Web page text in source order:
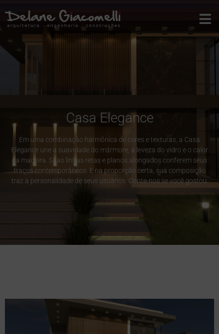
Casa Elegance
Em uma combinação harmônica de cores e texturas, a Casa
Elegance une a suavidade do mármore, a leveza do vidro e o calor
da madeira. Suas linhas retas e planos alongados conferem seus
traços contemporâneos. E na proporção certa, sua composição
traz a personalidade de seus usuários. Conte-nos se você gostou.